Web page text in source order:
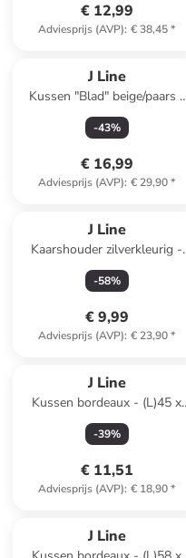
€ 12,99
Adviesprijs (AVP): € 38,45*
J Line
Kussen "Blad" beige/paars -
(L)49 x (B)49 cm
-43%
€ 16,99
Adviesprijs (AVP): € 29,90*
J Line
Kaarshouder zilverkleurig -
(H)34 x Ø 13 cm
-58%
€ 9,99
Adviesprijs (AVP): € 23,90*
J Line
Kussen bordeaux - (L)45 x
(B)45 cm
-39%
€ 11,51
Adviesprijs (AVP): € 18,90*
J Line